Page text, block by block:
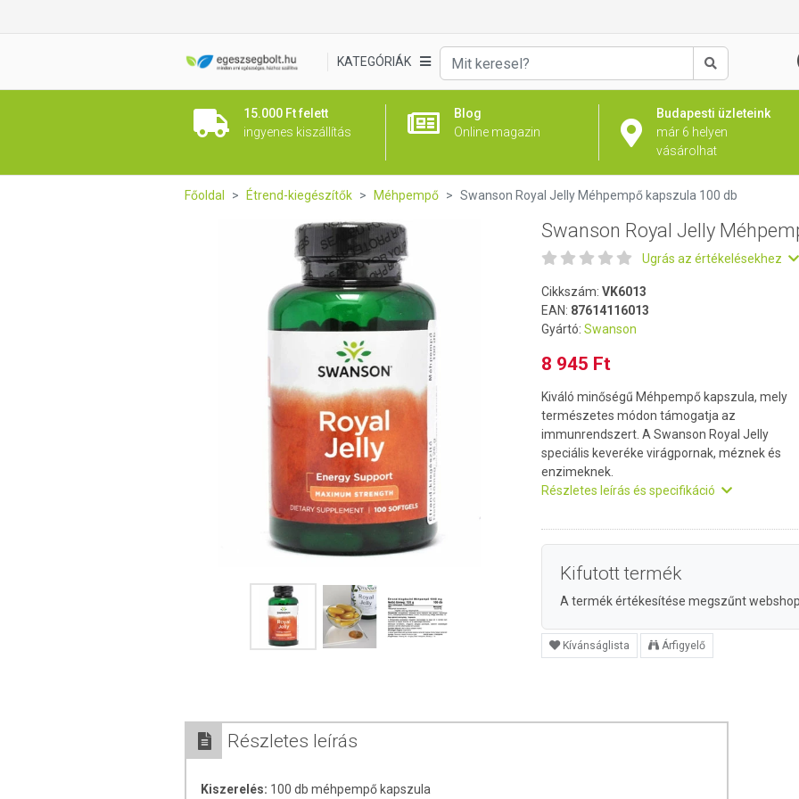
KATEGÓRIÁK
Keresés
15.000 Ft felett
ingyenes kiszállítás
Blog
Online magazin
Budapesti üzleteink
már 6 helyen
vásárolhat
Főoldal Étrend-kiegészítők Méhpempő Swanson Royal Jelly Méhpempő kapszula 100 db
Swanson Royal Jelly
Ugrás az értékelésekhez
Cikkszám: VK6013
EAN: 87614116013
Gyártó: Swanson
8 945 Ft
Kiváló minőségű Méhpempő kapszula, mely
természetes módon támogatja az
immunrendszert. A Swanson Royal Jelly
speciális keveréke virágpornak, méznek és
enzimeknek.
Részletes leírás és specifikáció
Kifutott termék
A termék értékesítése megszűnt
Kívánságlista Árfigyelő
Részletes leírás
Kiszerelés: 100 db méhpempő kapszula